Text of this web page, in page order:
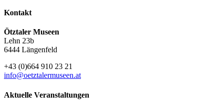
Kontakt
Ötztaler Museen
Lehn 23b
6444 Längenfeld
+43 (0)664 910 23 21
info@oetztalermuseen.at
Aktuelle Veranstaltungen